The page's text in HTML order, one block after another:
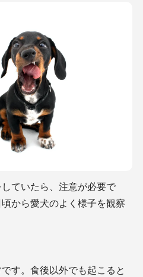
ていたら、注意が必要で
から愛犬のよく様子を観察
す。食後以外でも起こると